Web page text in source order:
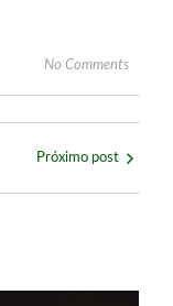
No Comments
Próximo post